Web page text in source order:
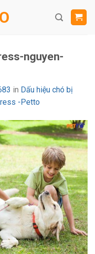
nguyen-
in Dấu hiệu chó bị
-Petto